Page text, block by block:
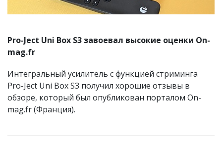
Pro-Ject Uni Box S3 завоевал высокие оценки On-
mag.fr
Интегральный усилитель с функцией стриминга
Pro-Ject Uni Box S3 получил хорошие отзывы в
обзоре, который был опубликован порталом On-
mag.fr (Франция).